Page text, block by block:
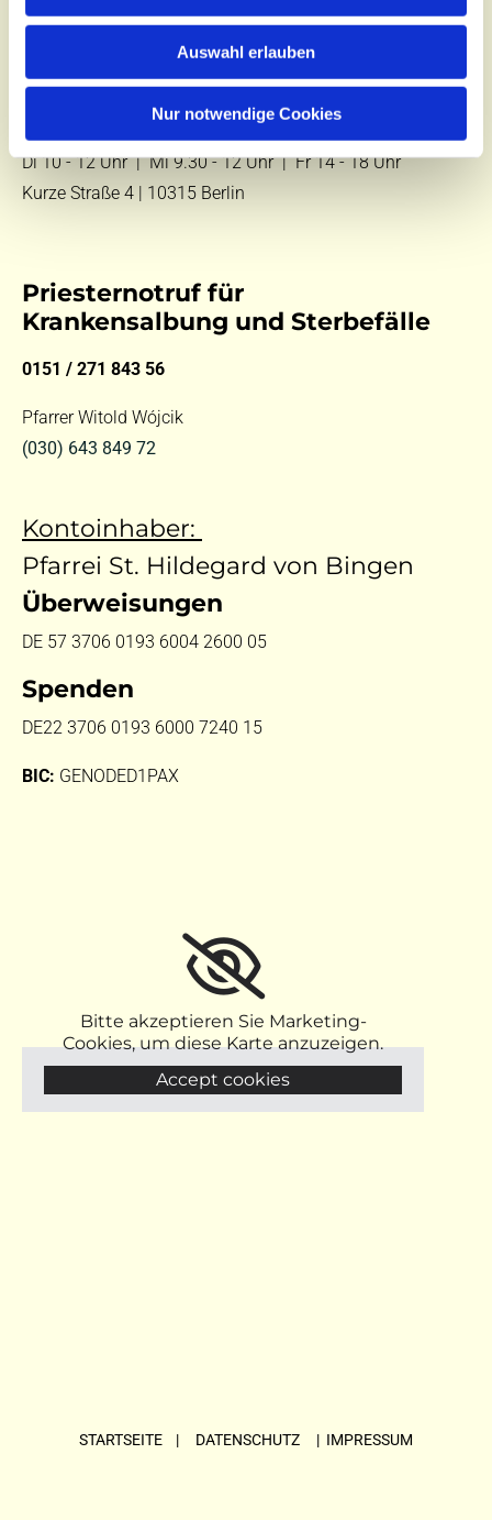
Auswahl erlauben
Nur notwendige Cookies
Tel.:
E-Mail:kontakt@st-hildegard-von-bingen.de
Di 10 - 12 Uhr |Mi 9.30 - 12 Uhr |Fr 14 - 18 Uhr
Kurze Straße 4 | 10315 Berlin
Priesternotruf für
Krankensalbung und Sterbefälle
0151 / 271 843 56
Pfarrer Witold Wójcik
(030) 643 849 72
Kontoinhaber:
Pfarrei St. Hildegard von Bingen
Überweisungen
DE 57 3706 0193 6004 2600 05
Spenden
DE22 3706 0193 6000 7240 15
BIC: GENODED1PAX
Bitte akzeptieren Sie Marketing-
Cookies, um diese Karte anzuzeigen.
Accept cookies
STARTSEITE | DATENSCHUTZ | IMPRESSUM